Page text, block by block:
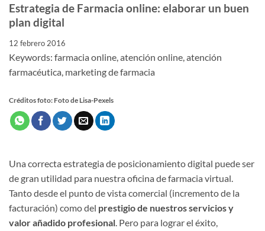
Estrategia de Farmacia online: elaborar un buen
plan digital
12 febrero 2016
Keywords: farmacia online, atención online, atención
farmacéutica, marketing de farmacia
Créditos foto: Foto de Lisa-Pexels
Una correcta estrategia de posicionamiento digital puede ser
de gran utilidad para nuestra oficina de farmacia virtual.
Tanto desde el punto de vista comercial (incremento de la
facturación) como del prestigio de nuestros servicios y
valor añadido profesional. Pero para lograr el éxito,